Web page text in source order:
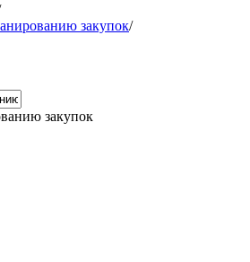
закупок/
закупок